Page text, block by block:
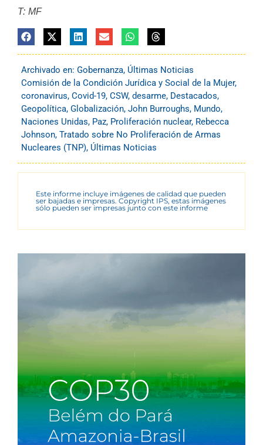
T: MF
Archivado en: Gobernanza, Últimas Noticias
Comisión de la Condición Jurídica y Social de la Mujer,
coronavirus, Covid-19, CSW, desarme, Destacados,
Geopolítica, Globalización, John Burroughs, Mundo,
Naciones Unidas, Paz, Proliferación nuclear, Rebecca
Johnson, Tratado sobre No Proliferación de Armas
Nucleares (TNP), Últimas Noticias
Este informe incluye imágenes de calidad que pueden
ser bajadas e impresas. Copyright IPS, estas imágenes
sólo pueden ser impresas junto con este informe